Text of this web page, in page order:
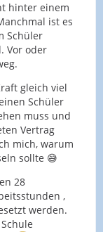
hinter einem
ist es
Schüler
Vor oder
gleich viel
Schüler
muss und
Vertrag
mich, warum
sollte 😅
28
,
werden.